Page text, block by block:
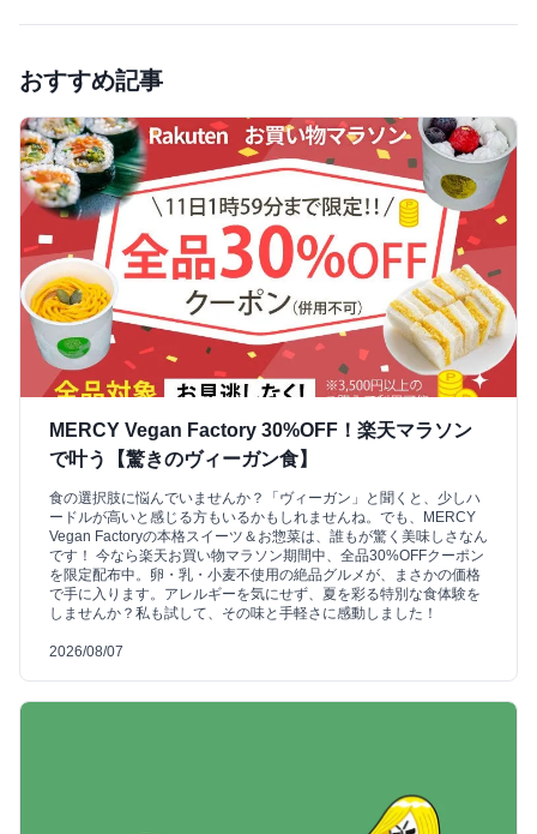
おすすめ記事
MERCY Vegan Factory 30%OFF！楽天マラソン
で叶う【驚きのヴィーガン食】
食の選択肢に悩んでいませんか？「ヴィーガン」と聞くと、少しハ
ードルが高いと感じる方もいるかもしれませんね。でも、MERCY
Vegan Factoryの本格スイーツ＆お惣菜は、誰もが驚く美味しさなん
です！ 今なら楽天お買い物マラソン期間中、全品30%OFFクーポン
を限定配布中。卵・乳・小麦不使用の絶品グルメが、まさかの価格
で手に入ります。アレルギーを気にせず、夏を彩る特別な食体験を
しませんか？私も試して、その味と手軽さに感動しました！
2026/08/07